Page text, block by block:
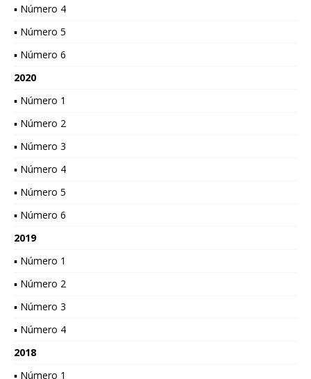
▪ Número 4
▪ Número 5
▪ Número 6
2020
▪ Número 1
▪ Número 2
▪ Número 3
▪ Número 4
▪ Número 5
▪ Número 6
2019
▪ Número 1
▪ Número 2
▪ Número 3
▪ Número 4
2018
▪ Número 1